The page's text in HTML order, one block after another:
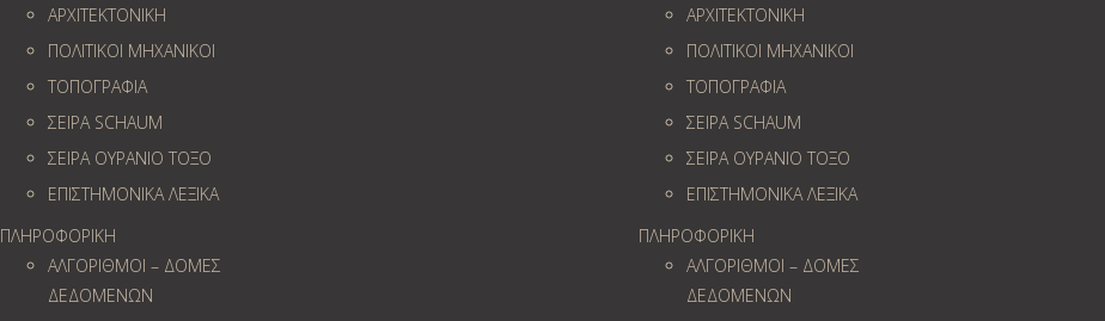
ΑΡΧΙΤΕΚΤΟΝΙΚΗ
ΠΟΛΙΤΙΚΟΙ ΜΗΧΑΝΙΚΟΙ
ΤΟΠΟΓΡΑΦΙΑ
ΣΕΙΡΑ SCHAUM
ΣΕΙΡΑ ΟΥΡΑΝΙΟ ΤΟΞΟ
ΕΠΙΣΤΗΜΟΝΙΚΑ ΛΕΞΙΚΑ
ΠΛΗΡΟΦΟΡΙΚΗ
ΑΛΓΟΡΙΘΜΟΙ – ΔΟΜΕΣ
ΔΕΔΟΜΕΝΩΝ
ΑΡΧΙΤΕΚΤΟΝΙΚΗ
ΠΟΛΙΤΙΚΟΙ ΜΗΧΑΝΙΚΟΙ
ΤΟΠΟΓΡΑΦΙΑ
ΣΕΙΡΑ SCHAUM
ΣΕΙΡΑ ΟΥΡΑΝΙΟ ΤΟΞΟ
ΕΠΙΣΤΗΜΟΝΙΚΑ ΛΕΞΙΚΑ
ΠΛΗΡΟΦΟΡΙΚΗ
ΑΛΓΟΡΙΘΜΟΙ – ΔΟΜΕΣ
ΔΕΔΟΜΕΝΩΝ